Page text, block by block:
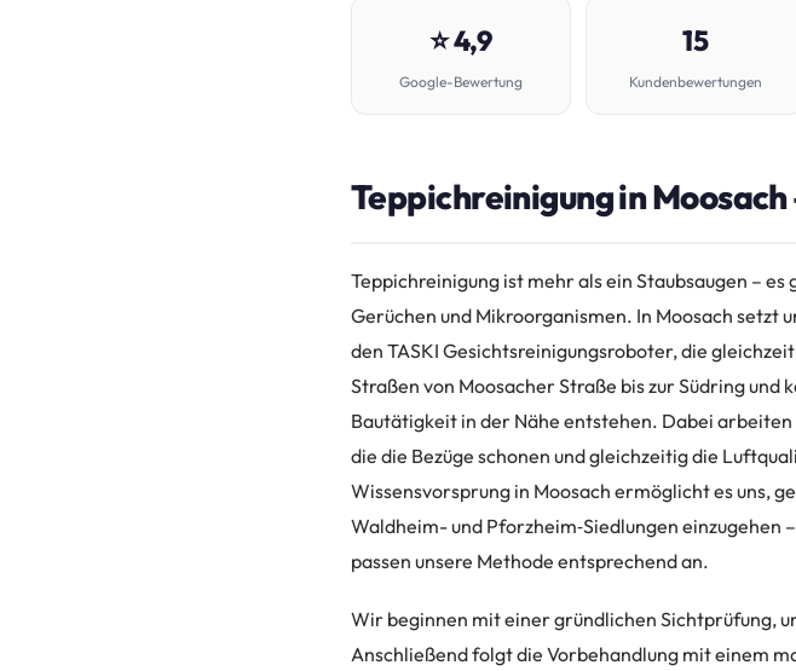
⭐ 4,9
Google-Bewertung
15
Kundenbewertungen
Teppichreinigung in
Teppichreinigung ist mehr als ein Staubsaugen –
Gerüchen und Mikroorganismen. In Moosach setzt
den TASKI Gesichtsreinigungsroboter, die
Straßen von Moosacher Straße bis zur Südring und
Bautätigkeit in der Nähe entstehen. Dabei
die die Bezüge schonen und gleichzeitig die
Wissensvorsprung in Moosach ermöglicht es uns,
Waldheim- und Pforzheim‑Siedlungen einzugehen
passen unsere Methode entsprechend an.
Wir beginnen mit einer gründlichen Sichtprüfung,
Anschließend folgt die Vorbehandlung mit einem